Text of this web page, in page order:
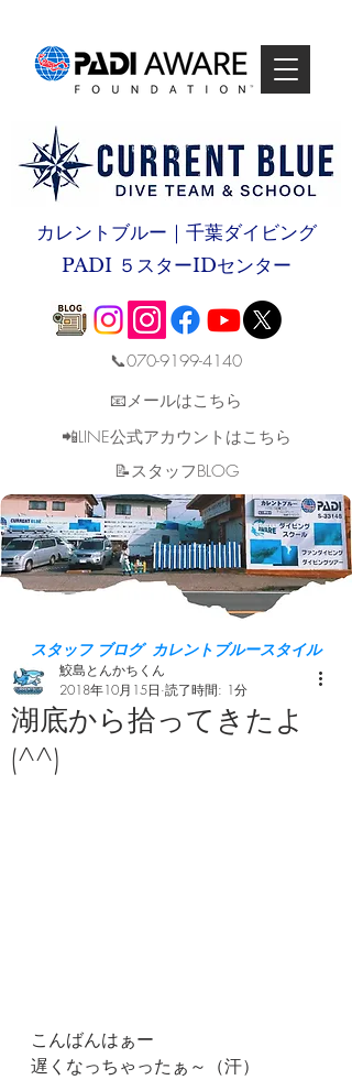
カレントブルー｜千葉ダイビング
PADI ５スターIDセンター
📞070-9199-4140
📧メールはこちら
📲LINE公式アカウントはこちら
​📝スタッフBLOG
スタッフ ブログ カレントブルースタイル
湖底から拾ってきたよ
(^^)
鮫島とんかちくん
2018年10月15日 読了時間: 1分
こんばんはぁー
遅くなっちゃったぁ～（汗）